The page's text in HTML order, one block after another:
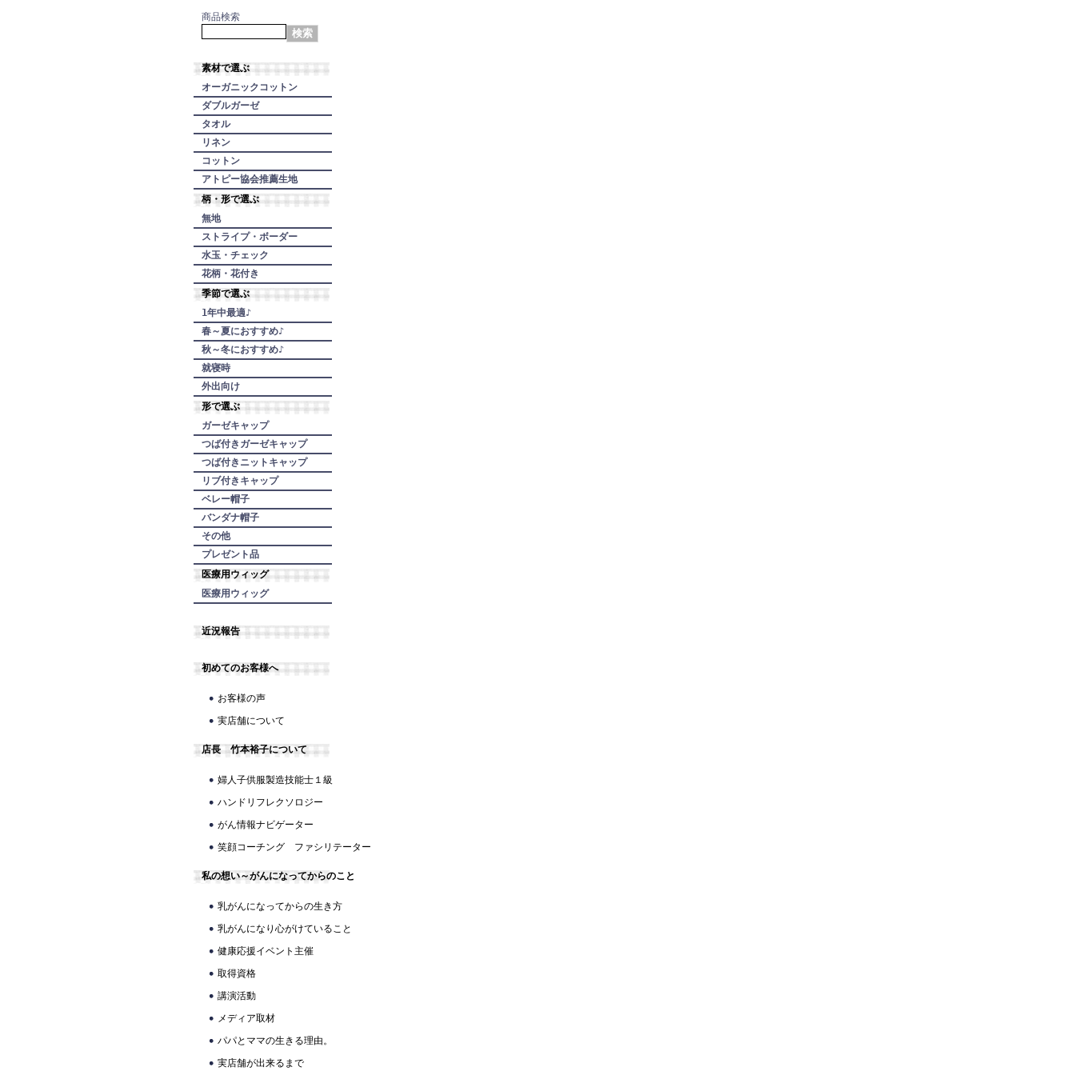
商品検索
素材で選ぶ
オーガニックコットン
ダブルガーゼ
タオル
リネン
コットン
アトピー協会推薦生地
柄・形で選ぶ
無地
ストライプ・ボーダー
水玉・チェック
花柄・花付き
季節で選ぶ
1年中最適♪
春～夏におすすめ♪
秋～冬におすすめ♪
就寝時
外出向け
形で選ぶ
ガーゼキャップ
つば付きガーゼキャップ
つば付きニットキャップ
リブ付きキャップ
ベレー帽子
バンダナ帽子
その他
プレゼント品
医療用ウィッグ
医療用ウィッグ
近況報告
初めてのお客様へ
お客様の声
実店舗について
店長 竹本裕子について
婦人子供服製造技能士１級
ハンドリフレクソロジー
がん情報ナビゲーター
笑顔コーチング ファシリテーター
私の想い～がんになってからのこと
乳がんになってからの生き方
乳がんになり心がけていること
健康応援イベント主催
取得資格
講演活動
メディア取材
パパとママの生きる理由。
実店舗が出来るまで